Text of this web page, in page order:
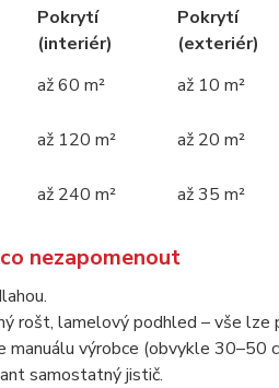
Pokrytí
(interiér)
Pokrytí
(exteriér)
až 60 m² až 10 m²
až 120 m² až 20 m²
až 240 m² až 35 m²
nezapomenout
rošt, lamelový podhled – vše lze
manuálu výrobce (obvykle 30–50
samostatný jistič.